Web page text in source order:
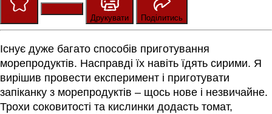
Друкувати
Поділитись
Існує дуже багато способів приготування
морепродуктів. Насправді їх навіть їдять сирими. Я
вирішив провести експеримент і приготувати
запіканку з морепродуктів – щось нове і незвичайне.
Трохи соковитості та кислинки додасть томат,